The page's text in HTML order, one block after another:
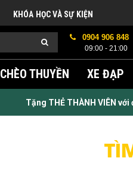
KHÓA HỌC VÀ SỰ KIỆN
0904 906 848
09:00 - 21:00
CHÈO THUYỀN XE ĐẠP
Tặng THẺ THÀNH VIÊN